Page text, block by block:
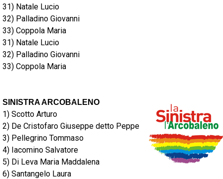
31) Natale Lucio
32) Palladino Giovanni
33) Coppola Maria
31) Natale Lucio
32) Palladino Giovanni
33) Coppola Maria
SINISTRA ARCOBALENO
1) Scotto Arturo
2) De Cristofaro Giuseppe detto Peppe
3) Pellegrino Tommaso
4) Iacomino Salvatore
5) Di Leva Maria Maddalena
6) Santangelo Laura